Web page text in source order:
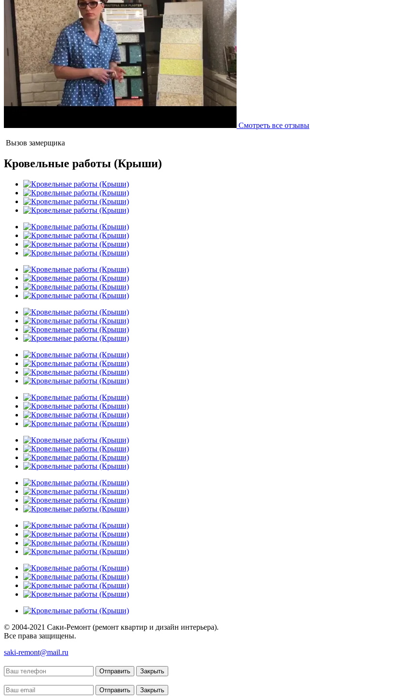
Смотреть все отзывы
Вызов замерщика
Кровельные работы (Крыши)
© 2004-2021 Саки-Ремонт (ремонт квартир и дизайн интерьера).
Все права защищены.
saki-remont@mail.ru
Отправить Закрыть
Отправить Закрыть